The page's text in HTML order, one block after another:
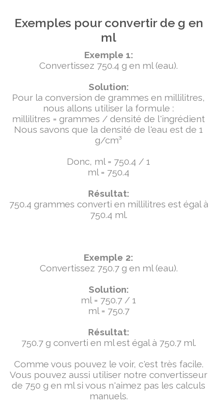
Exemples pour convertir de g en
ml
Exemple 1:
Convertissez 750.4 g en ml (eau).
Solution:
Pour la conversion de grammes en millilitres,
nous allons utiliser la formule :
millilitres = grammes / densité de l'ingrédient
Nous savons que la densité de l'eau est de 1
g/cm³
Donc, ml = 750.4 / 1
ml = 750.4
Résultat:
750.4 grammes converti en millilitres est égal à
750.4 ml.
Exemple 2:
Convertissez 750.7 g en ml (eau).
Solution:
ml = 750.7 / 1
ml = 750.7
Résultat:
750.7 g converti en ml est égal à 750.7 ml.
Comme vous pouvez le voir, c'est très facile.
Vous pouvez aussi utiliser notre convertisseur
de 750 g en ml si vous n'aimez pas les calculs
manuels.